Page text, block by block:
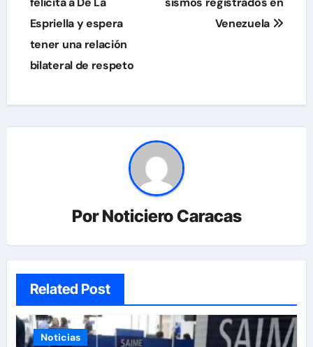
entradas
Espriella y espera
tener una relación
bilateral de respeto
Venezuela
PorNoticiero Caracas
Related Post
Noticias